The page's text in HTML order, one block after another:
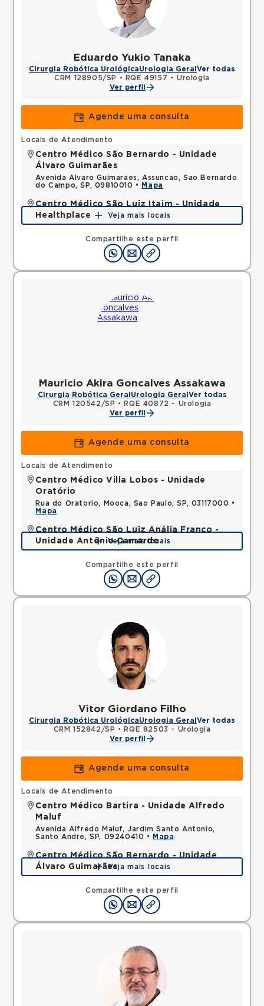
Eduardo Yukio Tanaka
Cirurgia Robótica UrológicaUrologia Geral Ver todas
CRM 128905/SP
•
RQE 49157 - Urologia
Ver perfil
Agende uma consulta
Compartilhe este perfil
Locais de Atendimento
Centro Médico São Bernardo - Unidade
Álvaro Guimarães
Avenida Alvaro Guimaraes, Assuncao, Sao Bernardo
do Campo, SP, 09810010 •
Mapa
Centro Médico São Luiz Itaim - Unidade
Healthplace
Rua Doutor Alceu de Campos Rodrigues, Vila Nova
Conceicao, Sao Paulo, SP, 04544000 •
Veja mais locais
Mauricio Akira Goncalves Assakawa
Cirurgia Robótica Geral Urologia Geral Ver todas
CRM 120542/SP •
RQE 40872 - Urologia
Ver perfil
Agende uma consulta
Compartilhe este perfil
Locais de Atendimento
Centro Médico Villa Lobos - Unidade
Oratório
Rua do Oratorio, Mooca, Sao Paulo, SP, 03117000 •
Mapa
Centro Médico São Luiz Anália Franco -
Unidade Antônio Camardo
Rua Antonio Camardo, Tatuape, Sao Paulo, SP,
Mapa
Veja mais locais
Vitor Giordano Filho
Cirurgia Robótica UrológicaUrologia Geral Ver todas
CRM 152842/SP •
RQE 82503 - Urologia
Ver perfil
Agende uma consulta
Compartilhe este perfil
Locais de Atendimento
Centro Médico Bartira - Unidade Alfredo
Maluf
Avenida Alfredo Maluf, Jardim Santo Antonio,
Santo Andre, SP, 09240410 •
Mapa
Centro Médico São Bernardo - Unidade
Álvaro Guimarães
Avenida Alvaro Guimaraes, Assuncao, Sao Bernardo
do Campo, SP, 09810010 •
Mapa
Veja mais locais